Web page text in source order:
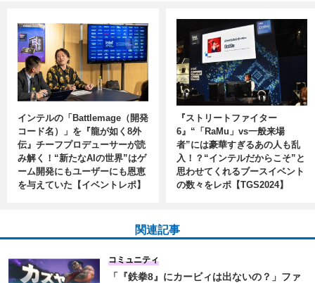
インテルの「Battlemage（開発
コード名）」を『龍が如く8外
伝』チーフプロデューサーが読
み解く！“新たなAIの世界”はゲ
ーム開発にもユーザーにも恩恵
を与えていた【イベントレポ】
『ストリートファイター
6』“「RaMu」vs一般来場
者”には豪華すぎるあの人も乱
入！？“インテルだからこそ”と
思わせてくれるブースイベント
の数々をレポ【TGS2024】
関連記事
「『鉄拳8』にカービィは出ないの？」ファ
コミュニティ